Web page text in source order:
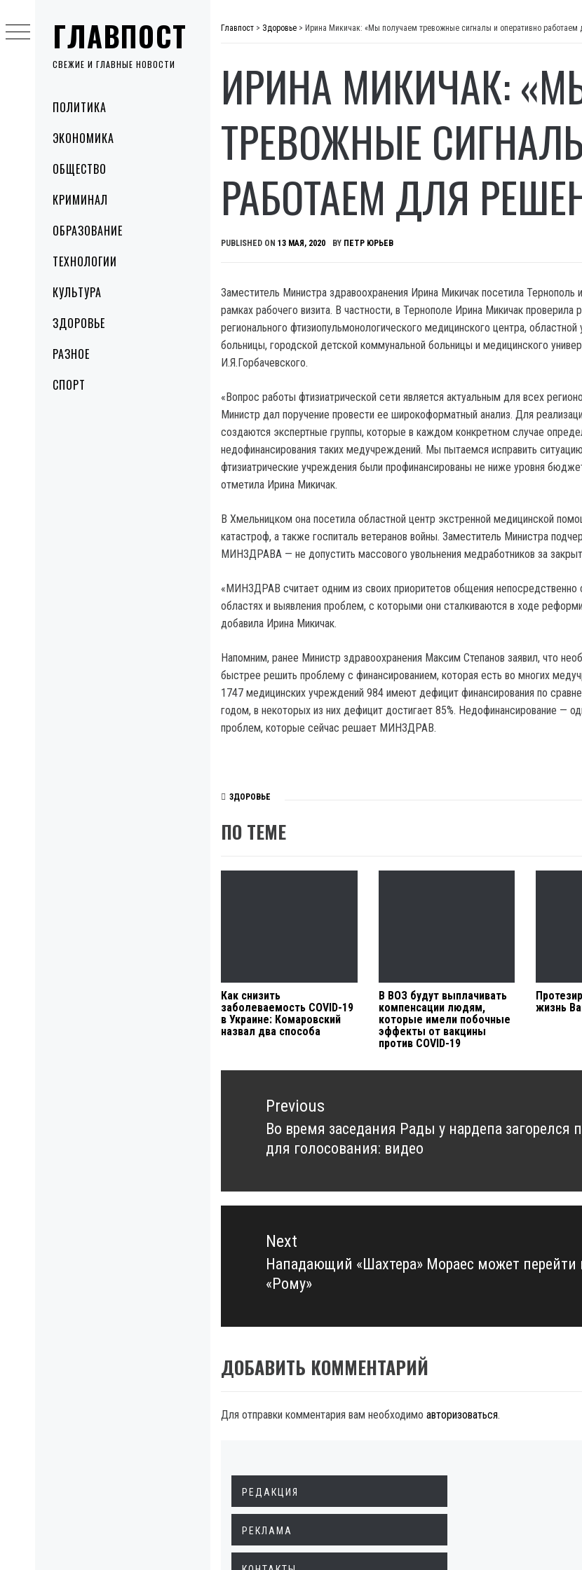
ГЛАВПОСТ
СВЕЖИЕ И ГЛАВНЫЕ НОВОСТИ
MenuПОЛИТИКА
ЭКОНОМИКА
ОБЩЕСТВО
КРИМИНАЛ
ОБРАЗОВАНИЕ
ТЕХНОЛОГИИ
КУЛЬТУРА
ЗДОРОВЬЕ
РАЗНОЕ
СПОРТ
to
content
Главпост > Здоровье > Ирина Микичак: «Мы получаем тревожные сигналы и оперативно
ИРИНА МИКИЧАК:
ТРЕВОЖНЫЕ
РАБОТАЕМ ДЛЯ
PUBLISHED ON 13 МАЯ, 2020 BY ПЕТР ЮРЬЕВ
Заместитель Министра здравоохранения Ирина Микичак посетила Тернополь
рамках рабочего визита. В частности, в Тернополе Ирина Микичак проверила
регионального фтизиопульмонологического медицинского центра, областной
больницы, городской детской коммунальной больницы и медицинского
И.Я.Горбачевского.
«Вопрос работы фтизиатрической сети является актуальным для всех
Министр дал поручение провести ее широкоформатный анализ. Для
создаются экспертные группы, которые в каждом конкретном случае
недофинансирования таких медучреждений. Мы пытаемся исправить
фтизиатрические учреждения были профинансированы не ниже уровня
отметила Ирина Микичак.
В Хмельницком она посетила областной центр экстренной медицинской
катастроф, а также госпиталь ветеранов войны. Заместитель Министра
МИНЗДРАВА — не допустить массового увольнения медработников за
«МИНЗДРАВ считает одним из своих приоритетов общения непосредственно
областях и выявления проблем, с которыми они сталкиваются в ходе
добавила Ирина Микичак.
Напомним, ранее Министр здравоохранения Максим Степанов заявил, что
быстрее решить проблему с финансированием, которая есть во многих
1747 медицинских учреждений 984 имеют дефицит финансирования по
годом, в некоторых из них дефицит достигает 85%. Недофинансирование —
проблем, которые сейчас решает МИНЗДРАВ.
ЗДОРОВЬЕ
ПО ТЕМЕ
Как снизить
заболеваемость COVID-19
в Украине: Комаровский
назвал два способа
В ВОЗ будут выплачивать
компенсации людям,
которые имели побочные
эффекты от вакцины
против COVID-19
жизнь
Навигация
записямPrevious
Previous
post:
Во время заседания Рады у нардепа загорелся
для голосования: видео
Next
Next
post:
Нападающий «Шахтера» Мораес может перейти
«Рому»
ДОБАВИТЬ КОММЕНТАРИЙ
Для отправки комментария вам необходимо авторизоваться.
РЕДАКЦИЯ
РЕКЛАМА